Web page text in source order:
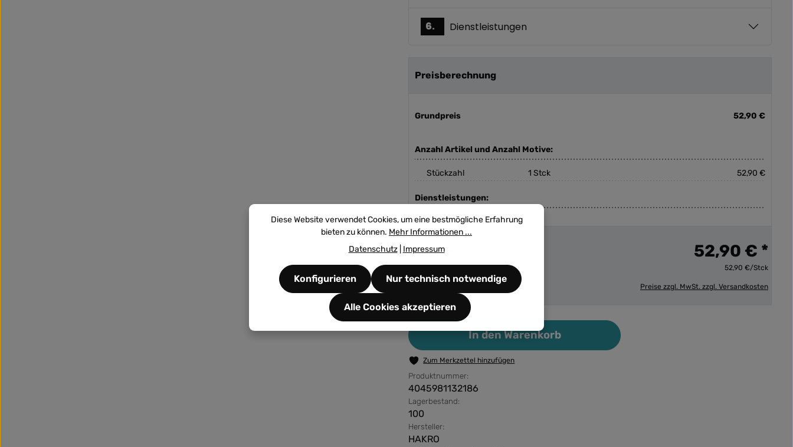
6. Dienstleistungen
Preisberechnung
Grundpreis 52,90 €
Anzahl Artikel und Anzahl Motive:
Stückzahl 1 Stck 52,90 €
Dienstleistungen:
Ihr Preis: 52,90 € *
52,90 €/Stck
Preise zzgl. MwSt. zzgl. Versandkosten
Produkt Anzahl: Gib den gewünschten Wert ein oder
In den Warenkorb
Zum Merkzettel hinzufügen
Produktnummer:
4045981132186
Lagerbestand:
100
Hersteller:
HAKRO
Diese Website verwendet Cookies, um eine bestmögliche Erfahrung
bieten zu können. Mehr Informationen ...
Datenschutz| Impressum
Nur technisch notwendige
Konfigurieren
Alle Cookies akzeptieren